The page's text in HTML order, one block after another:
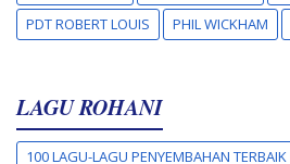
PDT ROBERT LOUIS
PHIL WICKHAM
LAGU ROHANI
100 LAGU-LAGU PENYEMBAHAN TERBAIK